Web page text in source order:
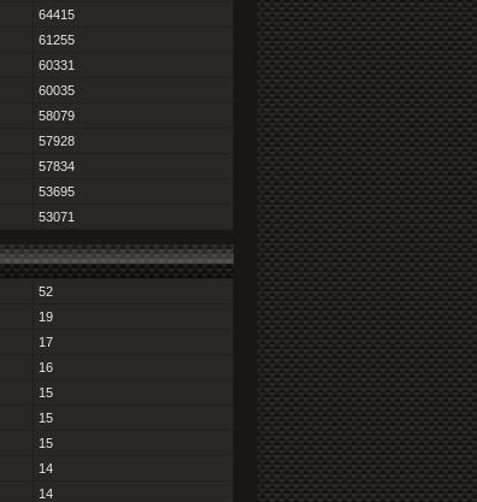
64415
61255
60331
60035
58079
57928
57834
53695
53071
52
19
17
16
15
15
15
14
14